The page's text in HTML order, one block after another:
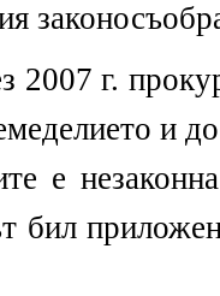
г.
и
е
бил